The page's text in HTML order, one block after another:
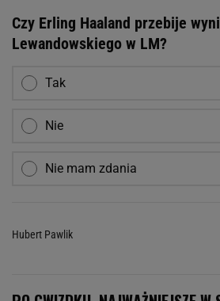
Czy Erling Haaland przebije
Lewandowskiego w LM?
Tak
Nie
Nie mam zdania
Hubert Pawlik